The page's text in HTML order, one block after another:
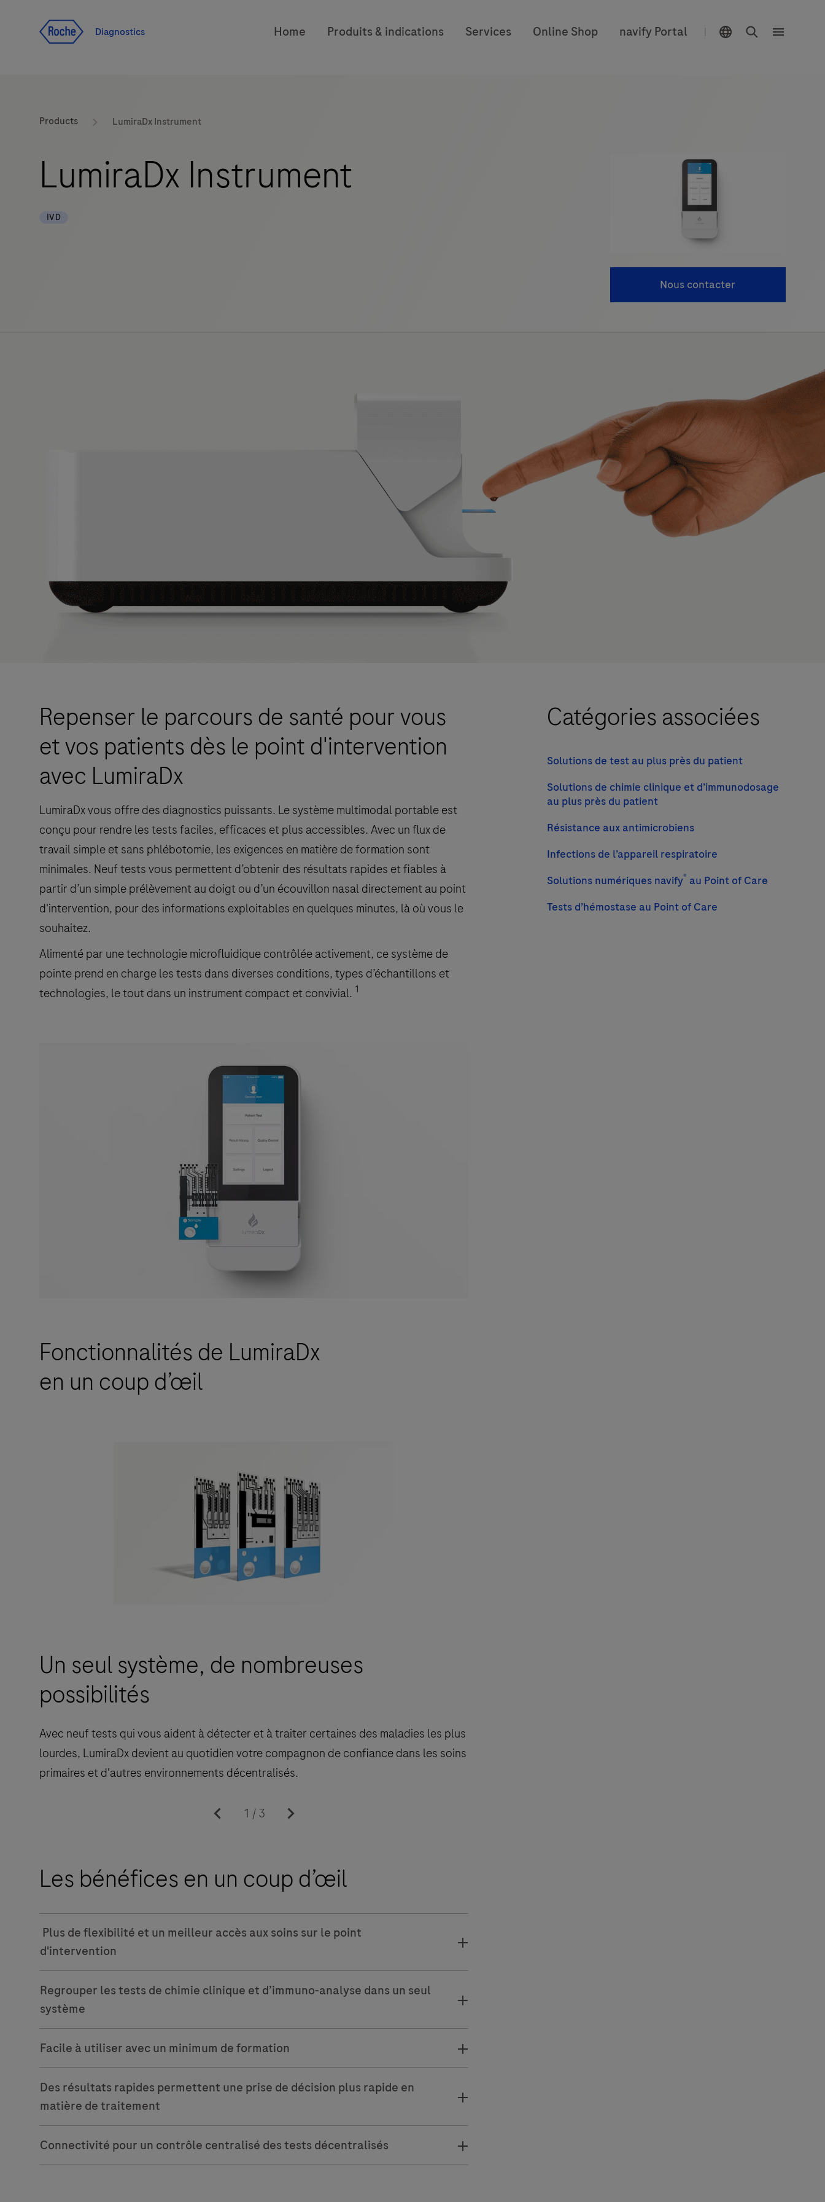
Diagnostics Home Produits & indications Services Online Shop navify Portal | Sélecteur d'emplacement
Products LumiraDx Instrument
LumiraDx Instrument
IVD
Nous contacter
Repenser le parcours de santé pour vous
et vos patients dès le point d'intervention
avec LumiraDx
LumiraDx vous offre des diagnostics puissants. Le système multimodal portable est
conçu pour rendre les tests faciles, efficaces et plus accessibles. Avec un flux de
travail simple et sans phlébotomie, les exigences en matière de formation sont
minimales. Neuf tests vous permettent d’obtenir des résultats rapides et fiables à
partir d’un simple prélèvement au doigt ou d’un écouvillon nasal directement au point
d'intervention, pour des informations exploitables en quelques minutes, là où vous le
souhaitez.
Alimenté par une technologie microfluidique contrôlée activement, ce système de
pointe prend en charge les tests dans diverses conditions, types d’échantillons et
technologies, le tout dans un instrument compact et convivial. 1
Fonctionnalités de LumiraDx
en un coup d’œil
Un seul système, de nombreuses
possibilités
Avec neuf tests qui vous aident à détecter et à traiter certaines des maladies les plus
lourdes, LumiraDx devient au quotidien votre compagnon de confiance dans les soins
primaires et d'autres environnements décentralisés.
1 /3
Les bénéfices en un coup d’œil
Plus de flexibilité et un meilleur accès aux soins sur le point
d'intervention
Regrouper les tests de chimie clinique et d’immuno-analyse dans un seul
système
Facile à utiliser avec un minimum de formation
Des résultats rapides permettent une prise de décision plus rapide en
matière de traitement
Connectivité pour un contrôle centralisé des tests décentralisés
Catégories associées
Solutions de test au plus près du patient
Solutions de chimie clinique et d’immunodosage
au plus près du patient
Résistance aux antimicrobiens
Infections de l’appareil respiratoire
Solutions numériques navify® au Point of Care
Tests d’hémostase au Point of Care